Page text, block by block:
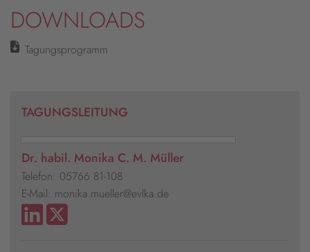
DOWNLOADS
Tagungsprogramm
TAGUNGSLEITUNG
Dr. habil. Monika C. M. Müller
Telefon: 05766 81-108
E-Mail: monika.mueller@evlka.de